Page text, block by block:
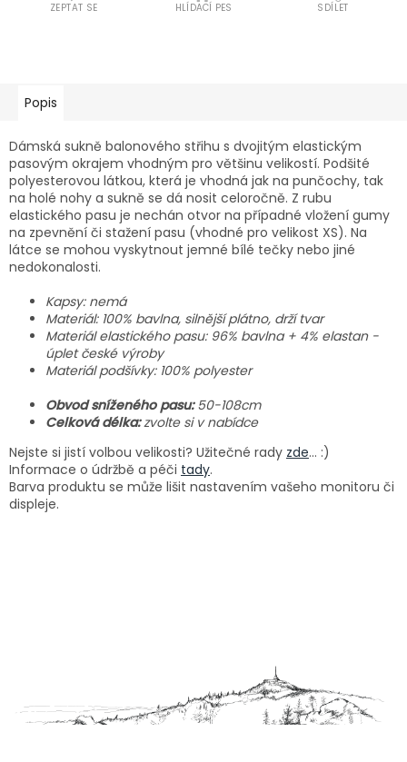
ZEPTAT SE HLÍDACÍ PES SDÍLET
Popis
Dámská sukně balonového střihu s dvojitým elastickým
pasovým okrajem vhodným pro většinu velikostí. Podšité
polyesterovou látkou, která je vhodná jak na punčochy, tak
na holé nohy a sukně se dá nosit celoročně. Z rubu
elastického pasu je nechán otvor na případné vložení gumy
na zpevnění či stažení pasu (vhodné pro velikost XS). Na
látce se mohou vyskytnout jemné bílé tečky nebo jiné
nedokonalosti.
Kapsy: nemá
Materiál: 100% bavlna, silnější plátno, drží tvar
Materiál elastického pasu: 96% bavlna + 4% elastan -
úplet české výroby
Materiál podšívky: 100% polyester
Obvod sníženého pasu: 50-108cm
Celková délka: zvolte si v nabídce
Nejste si jistí volbou velikosti? Užitečné rady zde... :)
Informace o údržbě a péči tady.
Barva produktu se může lišit nastavením vašeho monitoru či
displeje.